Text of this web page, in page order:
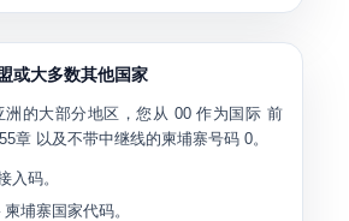
或大多数其他国家
洲的大部分地区，您从 00作为国际 前
章 以及不带中继线的柬埔寨号码 0。
入码。
柬埔寨国家代码。